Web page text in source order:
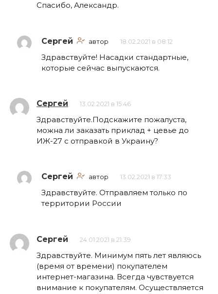
Спасибо, Александр.
Сергей автор 18.02.2021 в 08:12
Здравствуйте! Насадки стандартные,
которые сейчас выпускаются.
Сергей 13.02.2021 в 15:46
Здравствуйте.Подскажите пожалуста,
можна ли заказать приклад + цевье до
ИЖ-27 с отправкой в Украину?
Сергей автор 13.02.2021 в 17:33
Здравствуйте. Отправляем только по
территории России
Сергей 24.01.2021 в 21:39
Здравствуйте. Минимум пять лет являюсь
(время от времени) покупателем
интернет-магазина. Всегда чувствуется
внимание к покупателям. Осуществляется